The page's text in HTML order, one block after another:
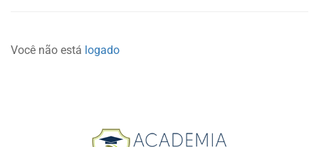
Você não está logado